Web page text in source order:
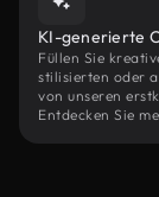
KI-generierte
Füllen Sie
stilisierten oder
von unseren
Entdecken Sie